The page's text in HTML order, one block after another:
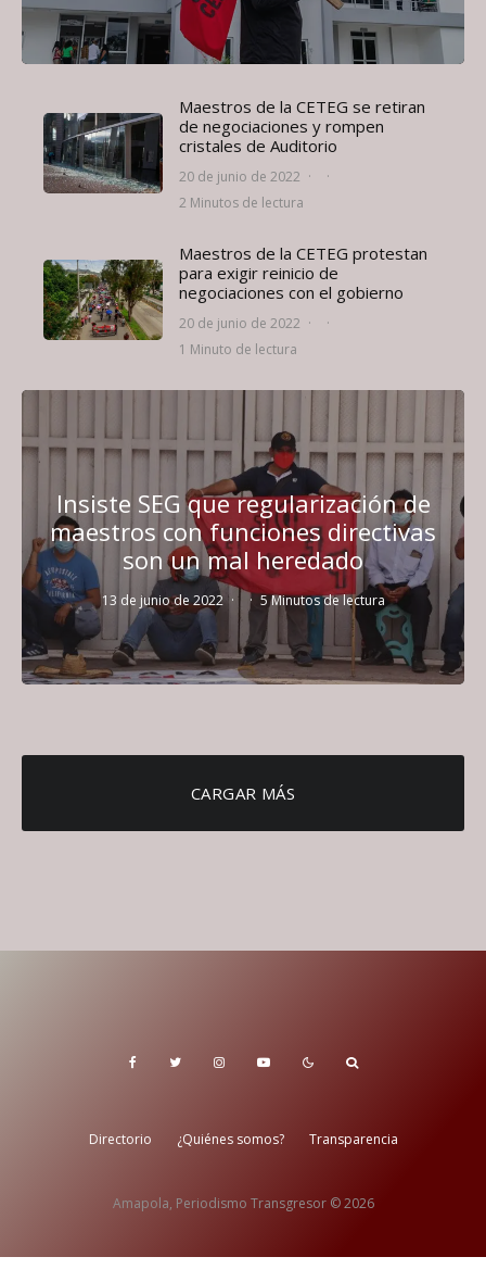
Maestros de la CETEG se retiran
de negociaciones y rompen
cristales de Auditorio
20 de junio de 2022 ·
·
2 Minutos de lectura
Maestros de la CETEG protestan
para exigir reinicio de
negociaciones con el gobierno
20 de junio de 2022 ·
·
1 Minuto de lectura
Insiste SEG que regularización de
maestros con funciones directivas
son un mal heredado
13 de junio de 2022 · · 5 Minutos de lectura
CARGAR MÁS
Directorio ¿Quiénes somos? Transparencia
Amapola, Periodismo Transgresor © 2026